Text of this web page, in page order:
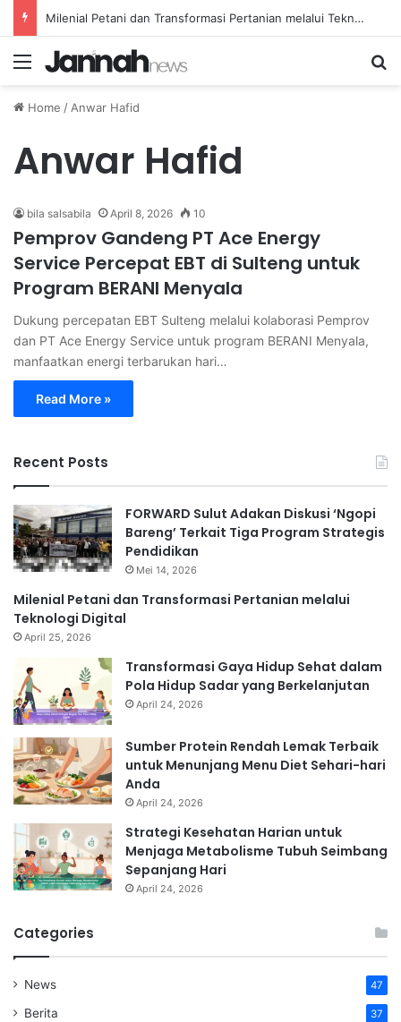
Milenial Petani dan Transformasi Pertanian melalui Teknologi Digital
Menu
Home / Anwar Hafid
Anwar Hafid
bila salsabila April 8, 2026 10
Pemprov Gandeng PT Ace Energy
Service Percepat EBT di Sulteng untuk
Program BERANI Menyala
Dukung percepatan EBT Sulteng melalui kolaborasi Pemprov
dan PT Ace Energy Service untuk program BERANI Menyala,
manfaatkan energi terbarukan hari…
Read More »
Recent Posts
FORWARD Sulut Adakan Diskusi ‘Ngopi
Bareng’ Terkait Tiga Program Strategis
Pendidikan
Mei 14, 2026
Milenial Petani dan Transformasi Pertanian melalui
Teknologi Digital
April 25, 2026
Transformasi Gaya Hidup Sehat dalam
Pola Hidup Sadar yang Berkelanjutan
April 24, 2026
Sumber Protein Rendah Lemak Terbaik
untuk Menunjang Menu Diet Sehari-hari
Anda
April 24, 2026
Strategi Kesehatan Harian untuk
Menjaga Metabolisme Tubuh Seimbang
Sepanjang Hari
April 24, 2026
Categories
News 47
Berita 37